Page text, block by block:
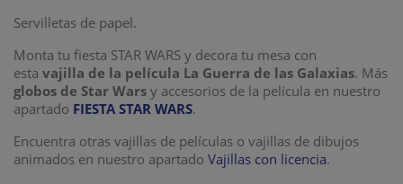
Servilletas de papel.
Monta tu fiesta STAR WARS y decora tu mesa con
esta vajilla de la película La Guerra de las Galaxias. Más
globos de Star Wars y accesorios de la película en nuestro
apartado FIESTA STAR WARS.
Encuentra otras vajillas de películas o vajillas de dibujos
animados en nuestro apartado Vajillas con licencia.